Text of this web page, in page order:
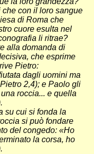
con il loro sangue
di Roma che
cuore esulta nel
li ritrae?
alla domanda di
che esprime
Pietro:
dagli uomini ma
2,4); e Paolo gli
roccia... e quella
su cui si fonda la
si può fondare
del congedo: «Ho
la corsa, ho